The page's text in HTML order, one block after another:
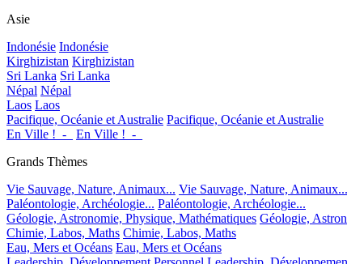
Asie
Indonésie Indonésie
Kirghizistan Kirghizistan
Sri Lanka Sri Lanka
Népal Népal
Laos Laos
Pacifique, Océanie et Australie Pacifique, Océanie et Australie
En Ville !_-_
En Ville !_-_
Grands Thèmes
Vie Sauvage, Nature, Animaux... Vie Sauvage, Nature, Animaux...
Paléontologie, Archéologie... Paléontologie, Archéologie...
Géologie, Astronomie, Physique, Mathématiques Géologie,
Chimie, Labos, Maths Chimie, Labos, Maths
Eau, Mers et Océans Eau, Mers et Océans